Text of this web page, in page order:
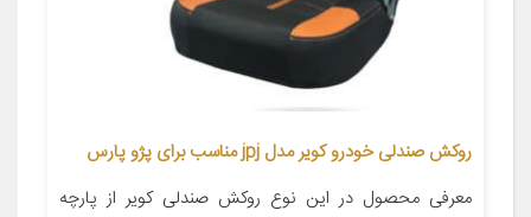
روکش صندلی خودرو کویر مدل jpj مناسب برای پژو پارس
معرفی محصول در این نوع روکش صندلی کویر از پارچه